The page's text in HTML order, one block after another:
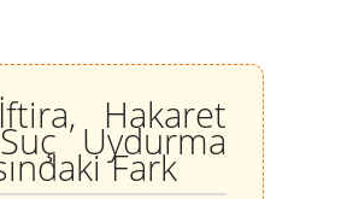
Hakaret
Uydurma
Fark